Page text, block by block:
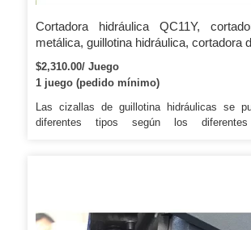
Cortadora hidráulica QC11Y,
metálica, guillotina hidráulica, cortadora
$2,310.00/ Juego
1 juego (pedido mínimo)
Las cizallas de guillotina hidráulicas se
diferentes tipos según los